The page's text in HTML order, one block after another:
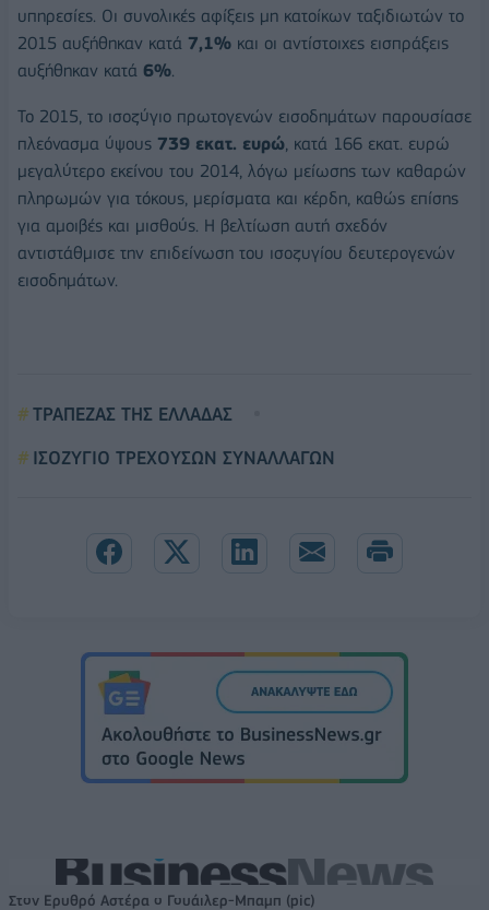
υπηρεσίες. Οι συνολικές αφίξεις μη κατοίκων ταξιδιωτών το
2015 αυξήθηκαν κατά 7,1% και οι αντίστοιχες εισπράξεις
αυξήθηκαν κατά 6%.
Το 2015, το ισοζύγιο πρωτογενών εισοδημάτων παρουσίασε
πλεόνασμα ύψους 739 εκατ. ευρώ, κατά 166 εκατ. ευρώ
μεγαλύτερο εκείνου του 2014, λόγω μείωσης των καθαρών
πληρωμών για τόκους, μερίσματα και κέρδη, καθώς επίσης
για αμοιβές και μισθούς. Η βελτίωση αυτή σχεδόν
αντιστάθμισε την επιδείνωση του ισοζυγίου δευτερογενών
εισοδημάτων.
ΤΡΑΠΕΖΑΣ ΤΗΣ ΕΛΛΑΔΑΣ
ΙΣΟΖΥΓΙΟ ΤΡΕΧΟΥΣΩΝ ΣΥΝΑΛΛΑΓΩΝ
Στον Ερυθρό Αστέρα ο Γουάιλερ-Μπαμπ (pic)